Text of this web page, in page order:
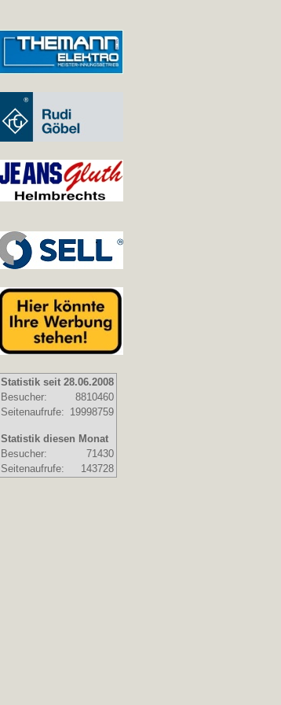
Statistik seit 28.06.2008
Besucher:
8810460
Seitenaufrufe: 19998759
Statistik diesen Monat
Besucher:
71430
Seitenaufrufe:
143728